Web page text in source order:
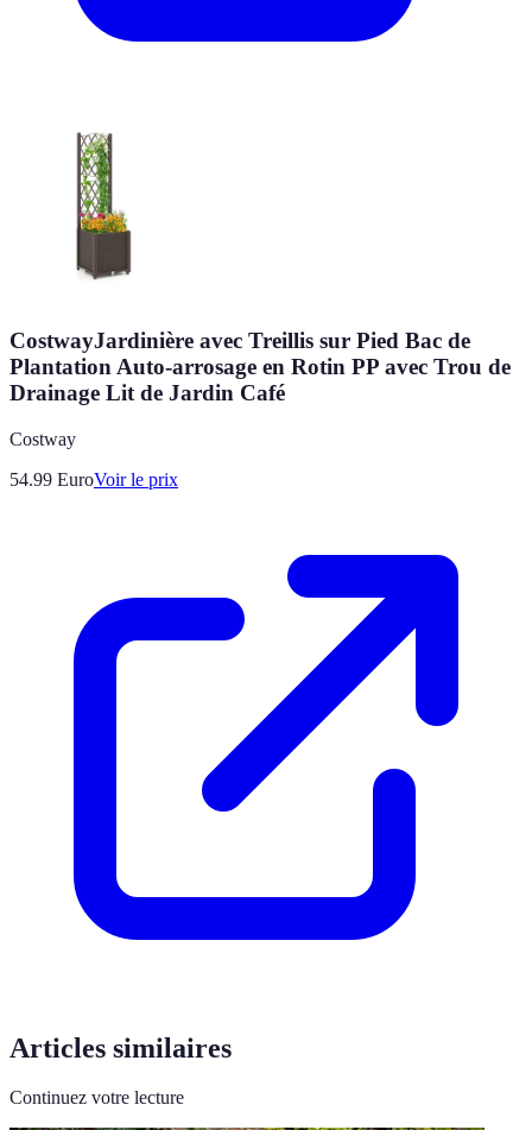
CostwayJardinière avec Treillis sur Pied Bac de
Plantation Auto-arrosage en Rotin PP avec Trou de
Drainage Lit de Jardin Café
Costway
54.99 EuroVoir le prix
Articles similaires
Continuez votre lecture